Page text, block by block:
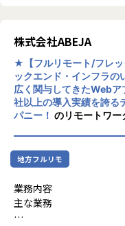
顧客案件の中核に入り、
PM としてプロジェクト
す
ビジネスサイドPMと並
を設計・調整する立場を
本ロールは 1人目のエン
志向や成果次第では、エ
るマネジャー的な役割 へ
ります
株式会社ABEJA
★【フルリモート/フレ
ックエンド・インフラの
広く関与してきたWeb
社以上の導入実績を誇る
パニー！ のリモートワー
地方フルリモ
業務内容
主な業務